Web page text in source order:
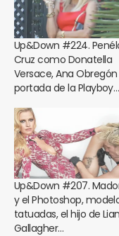
Up&Down #224.
Cruz como Donatella
Versace, Ana
portada de la Playboy…
Up&Down #207.
y el Photoshop,
tatuadas, el hijo de
Gallagher…